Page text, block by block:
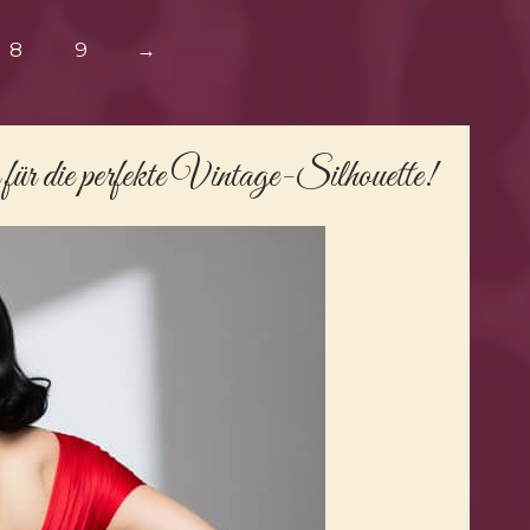
8 9 →
die perfekte Vintage-Silhouette!